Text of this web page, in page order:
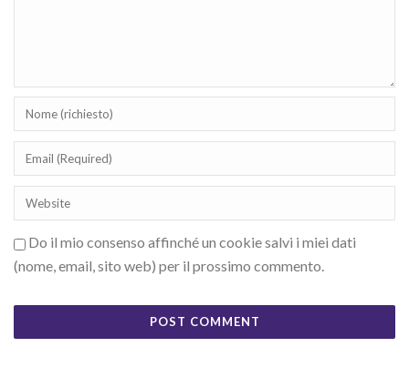
Do il mio consenso affinché un cookie salvi i miei dati
(nome, email, sito web) per il prossimo commento.